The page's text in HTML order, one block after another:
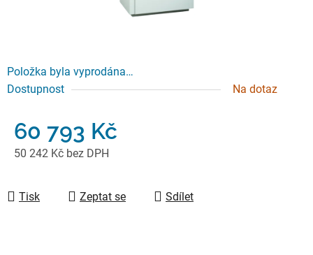
Položka byla vyprodána…
Dostupnost
Na dotaz
60 793 Kč
50 242 Kč bez DPH
Tisk
Zeptat se Sdílet